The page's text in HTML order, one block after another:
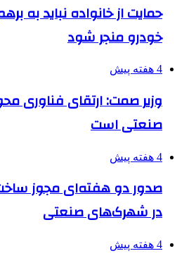
حمایت از خانواده نباید به
خودرو منجر شود
4 هفته پیش
وزیر صمت: ارتقای فناوری
صنعتی است
4 هفته پیش
صدور دو هفته‌ای مجوز
در شهرک‌های صنعتی
4 هفته پیش